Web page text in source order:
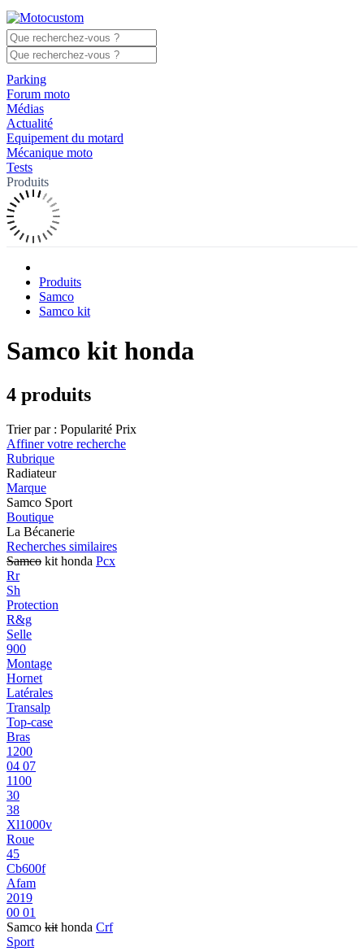
Parking
Forum moto
Médias
Actualité
Equipement du motard
Mécanique moto
Tests
Produits
Produits
Samco
Samco kit
Samco kit honda
4 produits
Trier par : Popularité Prix
Affiner votre recherche
Rubrique
Radiateur
Marque
Samco Sport
Boutique
La Bécanerie
Recherches similaires
Samco kit honda Pcx
Rr
Sh
Protection
R&g
Selle
900
Montage
Hornet
Latérales
Transalp
Top-case
Bras
1200
04 07
1100
30
38
Xl1000v
Roue
45
Cb600f
Afam
2019
00 01
Samco kit honda Crf
Sport